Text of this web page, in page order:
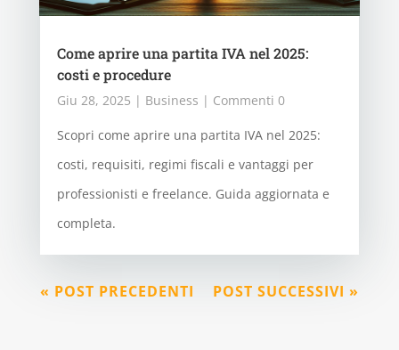
Come aprire una partita IVA nel 2025:
costi e procedure
Giu 28, 2025 | Business | Commenti 0
Scopri come aprire una partita IVA nel 2025:
costi, requisiti, regimi fiscali e vantaggi per
professionisti e freelance. Guida aggiornata e
completa.
« POST PRECEDENTI POST SUCCESSIVI »